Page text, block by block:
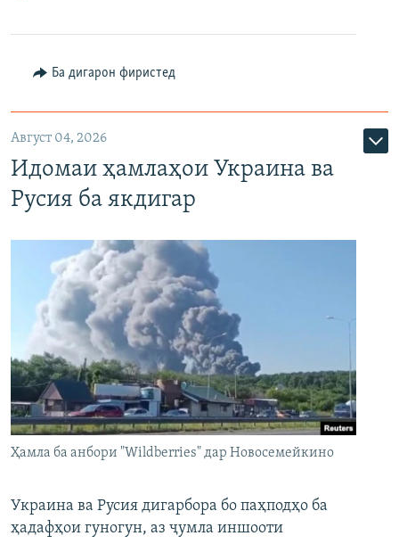
Ба дигарон фиристед
Август 04, 2026
Идомаи ҳамлаҳои Украина ва
Русия ба якдигар
Ҳамла ба анбори "Wildberries" дар Новосемейкино
Украина ва Русия дигарбора бо паҳподҳо ба
ҳадафҳои гуногун, аз ҷумла иншооти